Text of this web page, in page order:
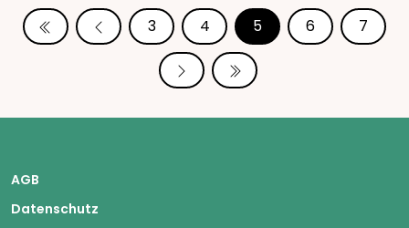
3 4 5 6 7
AGB
Datenschutz